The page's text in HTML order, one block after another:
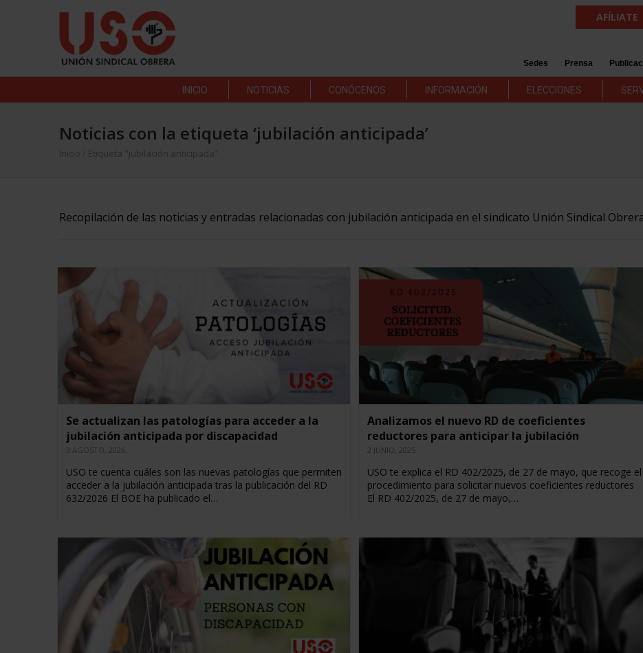
AFÍLIATE
Sedes Prensa
INICIO NOTICIAS CONÓCENOS INFORMACIÓN ELECCIONES
Noticias con la etiqueta ‘jubilación anticipada’
Inicio Etiqueta "jubilación anticipada"
Recopilación de las noticias y entradas relacionadas con jubilación anticipada en el sindicato Unión Sindical
Se actualizan las patologías para acceder a la
jubilación anticipada por discapacidad
3 AGOSTO, 2026
USO te cuenta cuáles son las nuevas patologías que permiten
acceder a la jubilación anticipada tras la publicación del RD
632/2026 El BOE ha publicado el…
Analizamos el nuevo RD de coeficientes
reductores para anticipar la jubilación
2 JUNIO, 2025
USO te explica el RD 402/2025, de 27 de mayo, que recoge el
procedimiento para solicitar nuevos coeficientes reductores
El RD 402/2025, de 27 de mayo,…